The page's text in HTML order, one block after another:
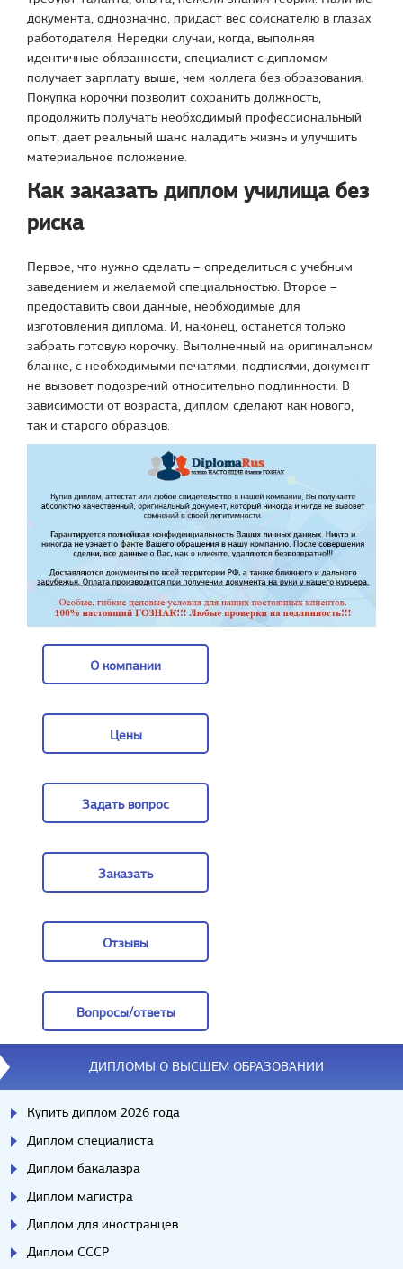
документа, однозначно, придаст вес соискателю в глазах
работодателя. Нередки случаи, когда, выполняя
идентичные обязанности, специалист с дипломом
получает зарплату выше, чем коллега без образования.
Покупка корочки позволит сохранить должность,
продолжить получать необходимый профессиональный
опыт, дает реальный шанс наладить жизнь и улучшить
материальное положение.
Как заказать диплом училища без
риска
Первое, что нужно сделать – определиться с учебным
заведением и желаемой специальностью. Второе –
предоставить свои данные, необходимые для
изготовления диплома. И, наконец, останется только
забрать готовую корочку. Выполненный на оригинальном
бланке, с необходимыми печатями, подписями, документ
не вызовет подозрений относительно подлинности. В
зависимости от возраста, диплом сделают как нового,
так и старого образцов.
О компании
Цены
Задать вопрос
Заказать
Отзывы
Вопросы/ответы
Вопросы/ответы
ДИПЛОМЫ О ВЫСШЕМ ОБРАЗОВАНИИ
Купить диплом 2026 года
Диплом специалиста
Диплом бакалавра
Диплом магистра
Диплом для иностранцев
Диплом СССР